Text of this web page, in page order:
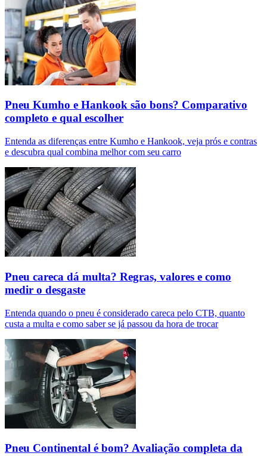
Pneu Kumho e Hankook são bons? Comparativo
completo e qual escolher
Entenda as diferenças entre Kumho e Hankook, veja prós e contras
e descubra qual combina melhor com seu carro
Pneu careca dá multa? Regras, valores e como
medir o desgaste
Entenda quando o pneu é considerado careca pelo CTB, quanto
custa a multa e como saber se já passou da hora de trocar
Pneu Continental é bom? Avaliação completa da